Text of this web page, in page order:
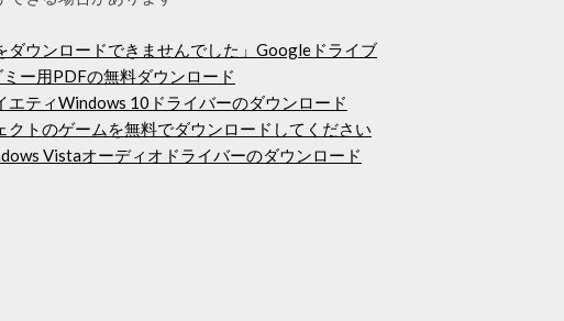
ダウンロードできませんでした」Googleドライブ
ー用PDFの無料ダウンロード
エティWindows 10ドライバーのダウンロード
クトのゲームを無料でダウンロードしてください
Vistaオーディオドライバーのダウンロード